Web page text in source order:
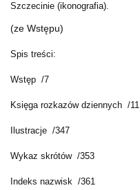
Szczecinie (ikonografia).
(ze Wstępu)
Spis treści:
Wstęp /7
Księga rozkazów dziennych /11
Ilustracje /347
Wykaz skrótów /353
Indeks nazwisk /361